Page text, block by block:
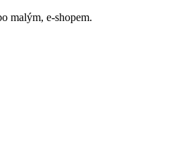
malým, e-shopem.